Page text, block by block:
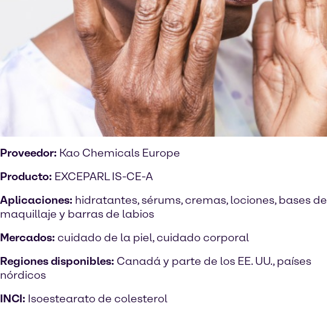
Proveedor: Kao Chemicals Europe
Producto: EXCEPARL IS-CE-A
Aplicaciones: hidratantes, sérums, cremas, lociones, bases de
maquillaje y barras de labios
Mercados: cuidado de la piel, cuidado corporal
Regiones disponibles: Canadá y parte de los EE. UU., países
nórdicos
INCI: Isoestearato de colesterol